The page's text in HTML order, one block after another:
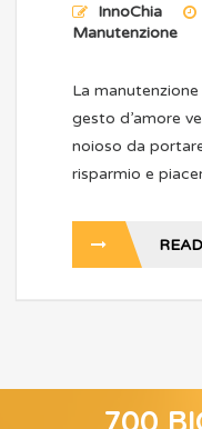
InnoChia
Manutenzione
La
gesto d’amore
noioso da
risparmio e
700